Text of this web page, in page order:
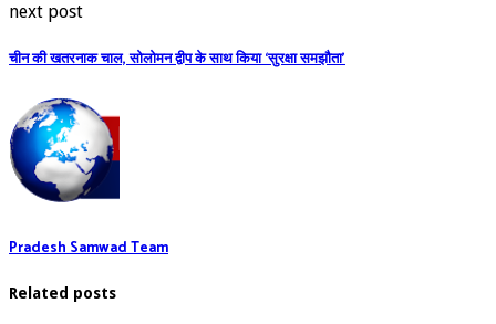
next post
चीन की खतरनाक चाल, सोलोमन द्वीप के साथ किया ‘सुरक्षा समझौता’
Pradesh Samwad Team
Related posts